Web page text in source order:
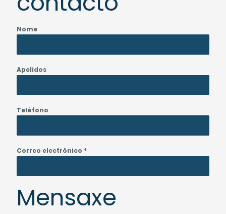
Nome
Apelidos
Teléfono
Correo electrónico *
Mensaxe